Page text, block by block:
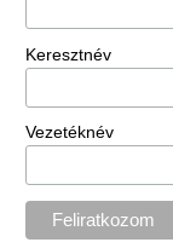
Keresztnév
Vezetéknév